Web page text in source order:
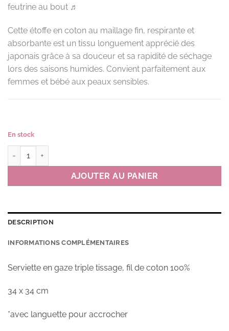
feutrine au bout ♬
Cette étoffe en coton au maillage fin, respirante et
absorbante est un tissu longuement apprécié des
japonais grâce à sa douceur et sa rapidité de séchage
lors des saisons humides. Convient parfaitement aux
femmes et bébé aux peaux sensibles.
En stock
AJOUTER AU PANIER
DESCRIPTION
INFORMATIONS COMPLÉMENTAIRES
Serviette en gaze triple tissage, fil de coton 100%
34 x 34 cm
*avec languette pour accrocher